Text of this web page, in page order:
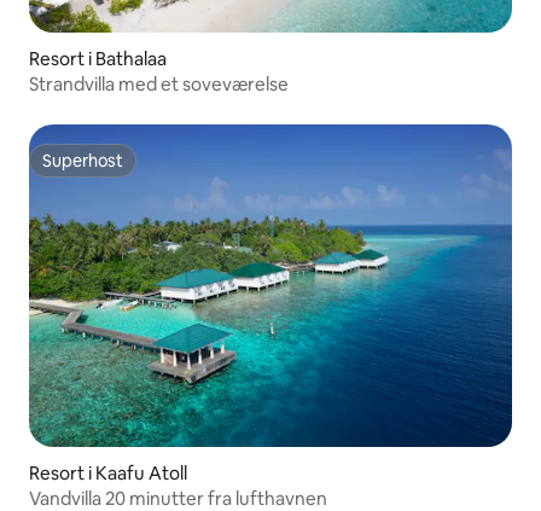
Resort i Bathalaa
Strandvilla med et soveværelse
Superhost
Superhost
Resort i Kaafu Atoll
Vandvilla 20 minutter fra lufthavnen